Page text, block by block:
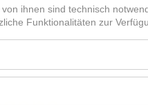
ihnen sind technisch
Funktionalitäten zur